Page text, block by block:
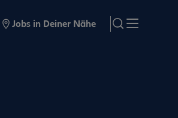
Jobs in Deiner Nähe search